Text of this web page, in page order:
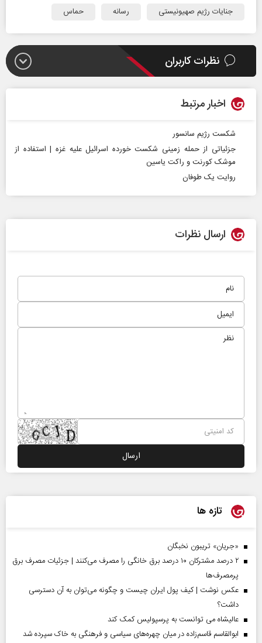
جنایات رژیم صهیونیستی
رسانه حماس
نظرات کاربران
اخبار مرتبط
شکست رژیم سانسور
جزئیاتی از حمله زمینی شکست خورده اسرائیل علیه غزه | استفاده از
موشک‌ کورنت و راکت‌ یاسین
روایت یک طوفان
ارسال نظرات
تازه ها
«جریان» تریبون نخبگان
۲ درصد مشترکان ۱۰ درصد برق خانگی را مصرف می‌کنند | جزئیات مصرف برق
پرمصرف‌ها
عکس نوشت | کیف پول ایران چیست و چگونه می‌توان به آن دسترسی
داشت؟
عالیشاه می توانست به پرسپولیس کمک کند
ابوالقاسم قاسم‌زاده در میان چهره‌های سیاسی و فرهنگی به خاک سپرده شد